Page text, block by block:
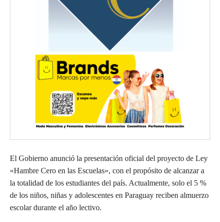
El Gobierno anunció la presentación oficial del proyecto de Ley
«Hambre Cero en las Escuelas», con el propósito de alcanzar a
la totalidad de los estudiantes del país. Actualmente, solo el 5 %
de los niños, niñas y adolescentes en Paraguay reciben almuerzo
escolar durante el año lectivo.